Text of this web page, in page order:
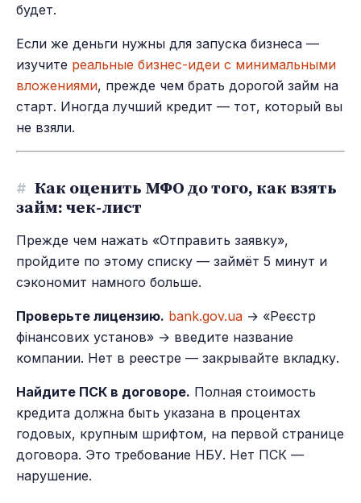
будет.
Если же деньги нужны для запуска бизнеса —
изучите реальные бизнес-идеи с минимальными
вложениями, прежде чем брать дорогой займ на
старт. Иногда лучший кредит — тот, который вы
не взяли.
# Как оценить МФО до того, как взять
займ: чек-лист
Прежде чем нажать «Отправить заявку»,
пройдите по этому списку — займёт 5 минут и
сэкономит намного больше.
Проверьте лицензию. bank.gov.ua → «Реєстр
фінансових установ» → введите название
компании. Нет в реестре — закрывайте вкладку.
Найдите ПСК в договоре. Полная стоимость
кредита должна быть указана в процентах
годовых, крупным шрифтом, на первой странице
договора. Это требование НБУ. Нет ПСК —
нарушение.